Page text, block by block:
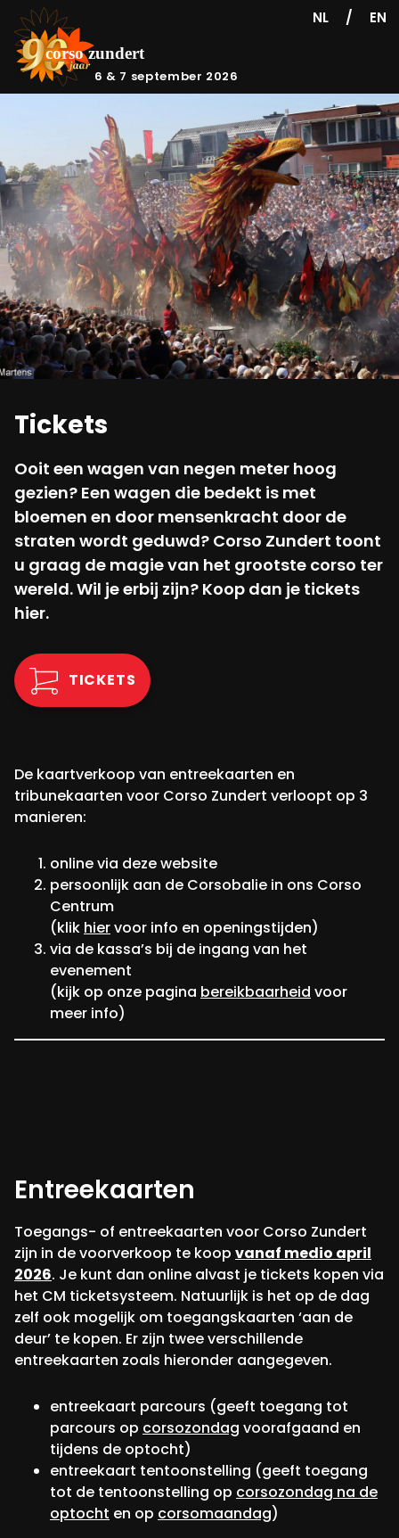
6 & 7 september 2026
NL / EN
Tickets
Ooit een wagen van negen meter hoog
gezien? Een wagen die bedekt is met
bloemen en door mensenkracht door de
straten wordt geduwd? Corso Zundert toont
u graag de magie van het grootste corso ter
wereld. Wil je erbij zijn? Koop dan je tickets
hier.
TICKETS
De kaartverkoop van entreekaarten en
tribunekaarten voor Corso Zundert verloopt op 3
manieren:
online via deze website
persoonlijk aan de Corsobalie in ons Corso
Centrum
(klik hiervoor info en openingstijden)
via de kassa’s bij de ingang van het
evenement
(kijk op onze pagina bereikbaarheid voor
meer info)
Entreekaarten
Toegangs- of entreekaarten voor Corso Zundert
zijn in de voorverkoop te koop vanaf medio april
2026. Je kunt dan online alvast je tickets kopen via
het CM ticketsysteem. Natuurlijk is het op de dag
zelf ook mogelijk om toegangskaarten ‘aan de
deur’ te kopen. Er zijn twee verschillende
entreekaarten zoals hieronder aangegeven.
entreekaart parcours (geeft toegang tot
parcours op corsozondag voorafgaand en
tijdens de optocht)
entreekaart tentoonstelling (geeft toegang
tot de tentoonstelling op corsozondag na de
optocht en op corsomaandag)